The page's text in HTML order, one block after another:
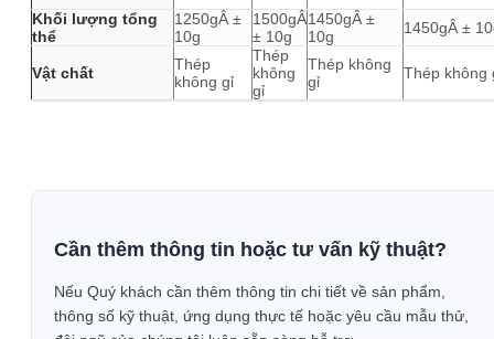
Khối lượng tổng
thể
1250gÂ ±
10g
1500gÂ
± 10g
1450gÂ ±
10g
1450gÂ ±
Vật chất
Thép
không gỉ
Thép
không
gỉ
Thép không
gỉ
Thép không
Cần thêm thông tin hoặc tư vấn kỹ thuật?
Nếu Quý khách cần thêm thông tin chi tiết về sản phẩm,
thông số kỹ thuật, ứng dụng thực tế hoặc yêu cầu mẫu thử,